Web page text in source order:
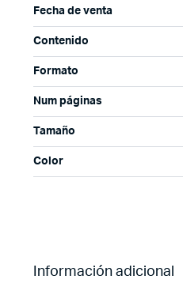
Fecha de venta
Contenido
Formato
Num páginas
Tamaño
Color
Información adicional